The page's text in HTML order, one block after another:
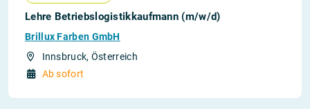
Lehre Betriebslogistikkaufmann (m/w/d)
Brillux Farben GmbH
Innsbruck, Österreich
Ab sofort